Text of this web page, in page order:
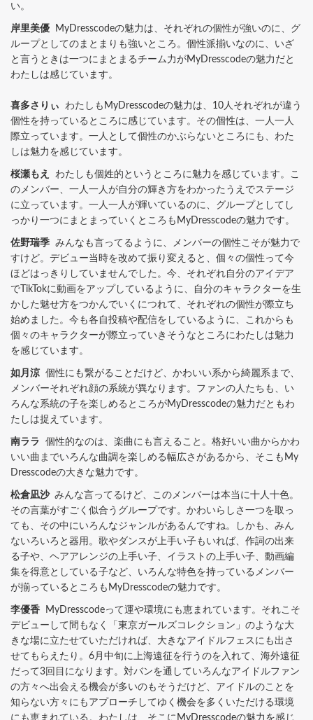
い。
岸里美優 MyDresscodeの魅力は、それぞれの個性が強いのに、グ
ループとしてのまとまりも強いところ。個性派揃いなのに、いざ
と言うときは一つにまとまるチーム力がMyDresscodeの魅力だと
わたしは感じています。
喜多さりぃ わたしもMyDresscodeの魅力は、10人それぞれが違う
個性を持っているところに感じています。その個性は、一人一人
際立っています。一人として個性のかぶらないところにも、わた
しは魅力を感じています。
桜瀬もえ
わたしも個姓的というところに魅力を感じています。こ
のメンバー、一人一人が自分の輝き方をわかったうえでステージ
に立っています。一人一人が輝いているのに、グループとしてし
っかり一つにまとまっていくところもMyDresscodeの魅力です。
佐野瑞季 みんなも言ってるように、メンバーの個性こそが魅力で
すけど。デビュー当時を改めて振り変えると、個々の個性って今
ほどはっきりしていませんでした。今、それぞれ自分のアイデア
でTikTokに動画をアップしているように、自分のキャラクターを生
かした魅せ方をつかんでいくにつれて、それぞれの個性が際立ち
始めました。今も各自投稿や配信をしているように、これからも
個々のキャラクターが際立っていきそうなところにわたしは魅力
を感じています。
如月涼 個性にも繋がることだけど、かわいい系から綺麗系まで、
メンバーそれぞれ顔の系統が異なります。ファンの人たちも、い
ろんな系統の子を楽しめるところがMyDresscodeの魅力だともわ
たしは捉えています。
南ララ
個性的なのは、楽曲にも言えること。格好いい曲からかわ
いい曲までいろんな曲調を楽しめる幅広さがあるから、そこもMy
Dresscodeの大きな魅力です。
松倉凪沙 みんな言ってるけど、このメンバーは本当に十人十色。
その言葉がすごく似合うグループです。かわいらしさ一つを取っ
ても、その中にいろんなジャンルがあるんですね。しかも、みん
ないろいろと器用。歌やダンスが上手い子もいれば、作詞の出来
る子や、ヘアアレンジの上手い子、イラストの上手い子、動画編
集を得意としている子など、いろんな特色を持っているメンバー
が揃っているところもMyDresscodeの魅力です。
李優香 MyDresscodeって運や環境にも恵まれています。それこそ
デビューして間もなく「東京ガールズコレクション」のような大
きな場に立たせていただければ、大きなアイドルフェスにも出さ
せてもらえたり。6月中旬に上海遠征を行うのを入れて、海外遠征
だって3回目になります。対バンを通していろんなアイドルファン
の方々へ出会える機会が多いのもそうだけど、アイドルのことを
知らない方々にもアプローチしてゆく機会を多くいただける環境
にも恵まれている。わたしは、そこにMyDresscodeの魅力を感じ